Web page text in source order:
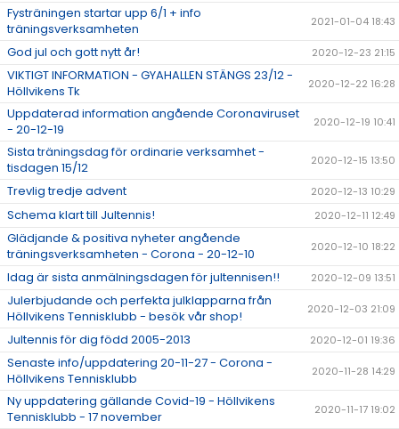
Fysträningen startar upp 6/1 + info
träningsverksamheten
2021-01-04 18:43
God jul och gott nytt år! 2020-12-23 21:15
VIKTIGT INFORMATION - GYAHALLEN STÄNGS 23/12 -
Höllvikens Tk
2020-12-22 16:28
Uppdaterad information angående Coronaviruset
- 20-12-19
2020-12-19 10:41
Sista träningsdag för ordinarie verksamhet -
tisdagen 15/12
2020-12-15 13:50
Trevlig tredje advent 2020-12-13 10:29
Schema klart till Jultennis! 2020-12-11 12:49
Glädjande & positiva nyheter angående
träningsverksamheten - Corona - 20-12-10
2020-12-10 18:22
Idag är sista anmälningsdagen för jultennisen!! 2020-12-09 13:51
Julerbjudande och perfekta julklapparna från
Höllvikens Tennisklubb - besök vår shop!
2020-12-03 21:09
Jultennis för dig född 2005-2013 2020-12-01 19:36
Senaste info/uppdatering 20-11-27 - Corona -
Höllvikens Tennisklubb
2020-11-28 14:29
Ny uppdatering gällande Covid-19 - Höllvikens
Tennisklubb - 17 november
2020-11-17 19:02